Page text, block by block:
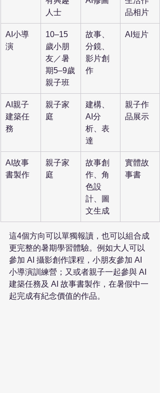
人士
品相片
AI小導
演
10–15
歲小朋
友／暑
期5–9歲
親子班
故事、
分鏡、
影片創
作
AI短片
AI親子
建築任
務
親子家
庭
建構、
AI分
析、表
達
親子作
品展示
AI故事
書製作
親子家
庭
故事創
作、角
色設
計、圖
文生成
實體故
事書
這4個方向可以單獨報讀，也可以組合成
更完整的暑期學習體驗。例如大人可以
參加 AI 攝影創作課程，小朋友參加 AI
小導演訓練營；又或者親子一起參與 AI
建築任務及 AI 故事書製作，在暑假中一
起完成有紀念價值的作品。